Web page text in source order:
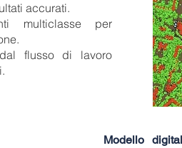
accurati.
multiclasse per
flusso di lavoro
Modello